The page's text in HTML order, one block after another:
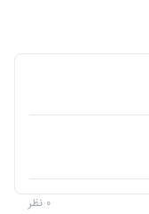
0 نظر